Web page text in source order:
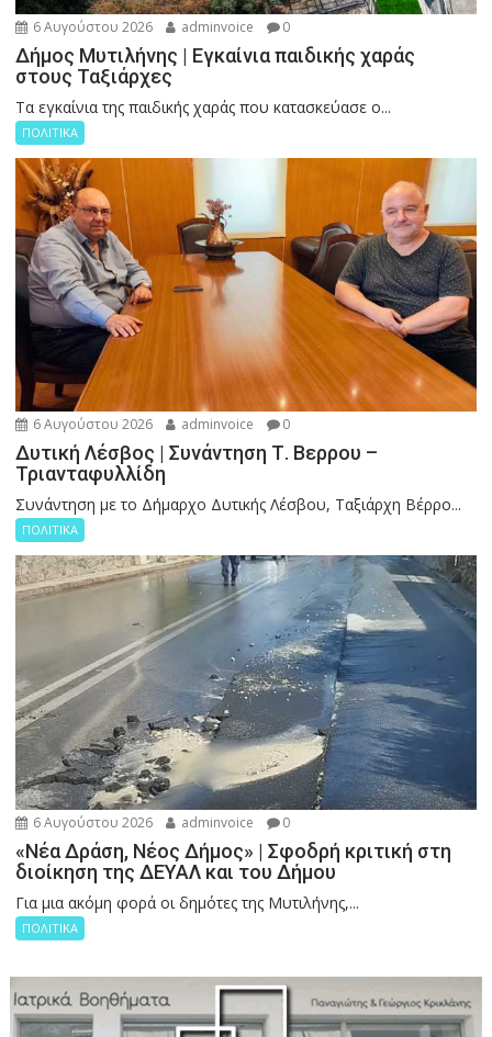
6 Αυγούστου 2026 adminvoice 0
Δήμος Μυτιλήνης | Εγκαίνια παιδικής χαράς
στους Ταξιάρχες
Tα εγκαίνια της παιδικής χαράς που κατασκεύασε ο...
ΠΟΛΙΤΙΚΑ
6 Αυγούστου 2026 adminvoice 0
Δυτική Λέσβος | Συνάντηση Τ. Βερρου –
Τριανταφυλλίδη
Συνάντηση με το Δήμαρχο Δυτικής Λέσβου, Ταξιάρχη Βέρρο...
ΠΟΛΙΤΙΚΑ
6 Αυγούστου 2026 adminvoice 0
«Νέα Δράση, Νέος Δήμος» | Σφοδρή κριτική στη
διοίκηση της ΔΕΥΑΛ και του Δήμου
Για μια ακόμη φορά οι δημότες της Μυτιλήνης,...
ΠΟΛΙΤΙΚΑ